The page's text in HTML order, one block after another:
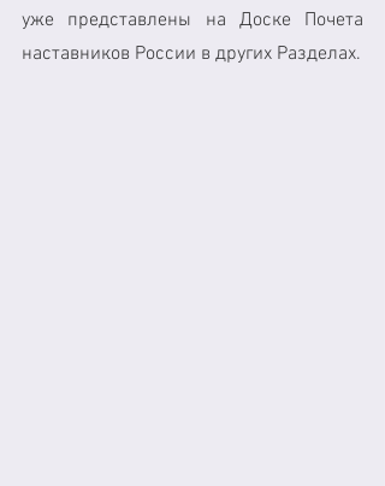
уже представлены на Доске Почета